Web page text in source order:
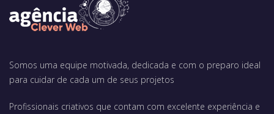
Somos uma equipe motivada, dedicada e com o preparo ideal
para cuidar de cada um de seus projetos
Profissionais criativos que contam com excelente experiência e